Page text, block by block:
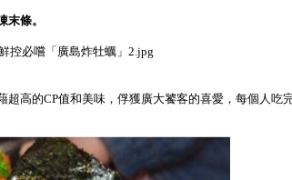
條。
超高的CP值和美味，俘獲廣大饕客的喜愛，每個人